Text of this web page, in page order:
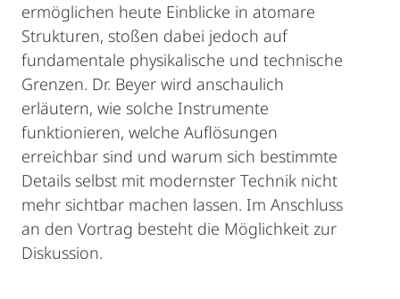
ermöglichen heute Einblicke in atomare
Strukturen, stoßen dabei jedoch auf
fundamentale physikalische und technische
Grenzen. Dr. Beyer wird anschaulich
erläutern, wie solche Instrumente
funktionieren, welche Auflösungen
erreichbar sind und warum sich bestimmte
Details selbst mit modernster Technik nicht
mehr sichtbar machen lassen. Im Anschluss
an den Vortrag besteht die Möglichkeit zur
Diskussion.